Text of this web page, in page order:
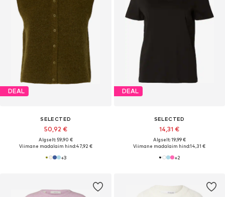
DEAL
SELECTED
50,92 €
Algselt: 59,90 €
Viimane madalaim hind:47,92 €
+3
DEAL
SELECTED
14,31 €
Algselt: 19,99 €
Viimane madalaim hind:14,31 €
+2